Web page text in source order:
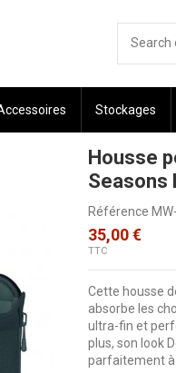
Stockages
Housse
Seasons
Référence
35,00 €
TTC
Cette housse
absorbe les
ultra-fin et
plus, son look
parfaitement à